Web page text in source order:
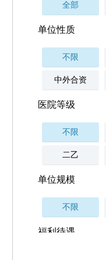
全部
单位性质
不限
中外合资
医院等级
不限
二乙
单位规模
不限
福利待遇